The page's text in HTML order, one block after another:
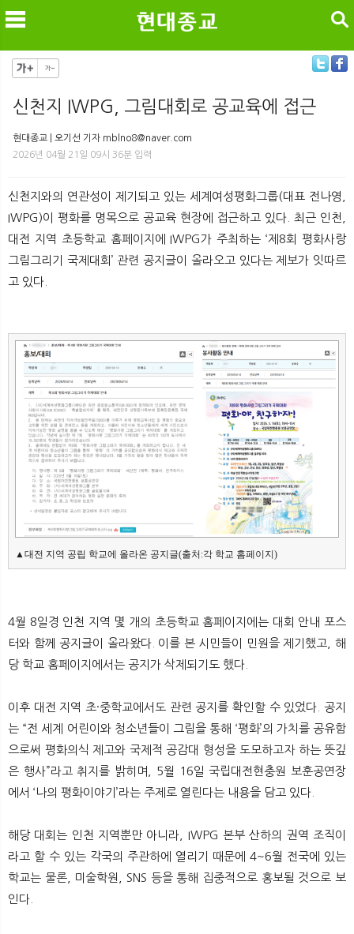
검색
신천지 IWPG, 그림대회로 공교육에 접근
현대종교 | 오기선 기자 mblno8@naver.com
2026년 04월 21일 09시 36분 입력
신천지와의 연관성이 제기되고 있는 세계여성평화그룹(대표 전나영,
IWPG)이 평화를 명목으로 공교육 현장에 접근하고 있다. 최근 인천,
대전 지역 초등학교 홈페이지에 IWPG가 주최하는 ‘제8회 평화사랑
그림그리기 국제대회’ 관련 공지글이 올라오고 있다는 제보가 잇따르
고 있다.
▲대전 지역 공립 학교에 올라온 공지글(출처:각 학교 홈페이지)
4월 8일경 인천 지역 몇 개의 초등학교 홈페이지에는 대회 안내 포스
터와 함께 공지글이 올라왔다. 이를 본 시민들이 민원을 제기했고, 해
당 학교 홈페이지에서는 공지가 삭제되기도 했다.
이후 대전 지역 초·중학교에서도 관련 공지를 확인할 수 있었다. 공지
는 “전 세계 어린이와 청소년들이 그림을 통해 ‘평화’의 가치를 공유함
으로써 평화의식 제고와 국제적 공감대 형성을 도모하고자 하는 뜻깊
은 행사”라고 취지를 밝히며, 5월 16일 국립대전현충원 보훈공연장
에서 ‘나의 평화이야기’라는 주제로 열린다는 내용을 담고 있다.
해당 대회는 인천 지역뿐만 아니라, IWPG 본부 산하의 권역 조직이
라고 할 수 있는 각국의 주관하에 열리기 때문에 4~6월 전국에 있는
학교는 물론, 미술학원, SNS 등을 통해 집중적으로 홍보될 것으로 보
인다.